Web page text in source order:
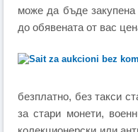
може да бъде закупена
до обявената от вас
безплатно, без такси
за стари монети,